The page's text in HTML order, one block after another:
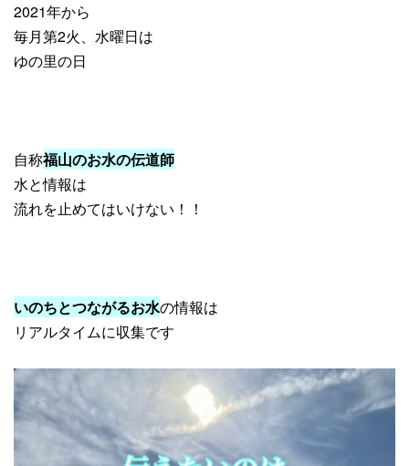
2021年から
毎月第2火、水曜日は
ゆの里の日
自称福山のお水の伝道師
水と情報は
流れを止めてはいけない！！
いのちとつながるお水の情報は
リアルタイムに収集です